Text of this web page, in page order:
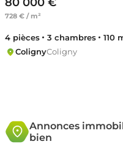
728 € / m²
4 pièces 3 chambres
110
ColignyColigny
Annonces
bien